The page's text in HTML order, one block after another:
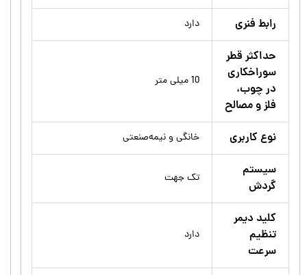
رابط فنری دارد
حداکثر قطر
سوراخکاری
در چوب،
فلز و مصالح
10 میلی متر
نوع کاربری خانگی و نیمه‌صنعتی
سیستم
گردش
تک جهت
کلید دیمر
تنظیم
سرعت
دارد